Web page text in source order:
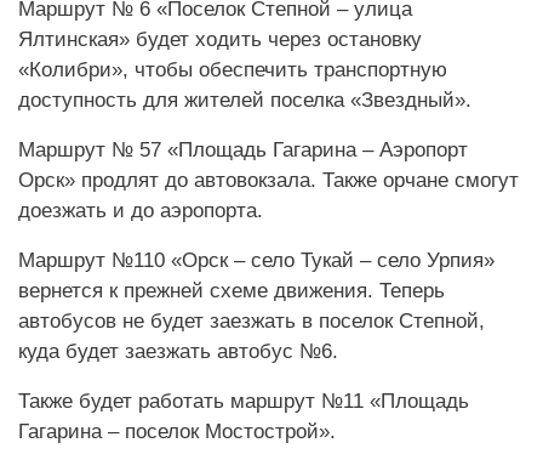
Маршрут № 6 «Поселок Степной – улица
Ялтинская» будет ходить через остановку
«Колибри», чтобы обеспечить транспортную
доступность для жителей поселка «Звездный».
Маршрут № 57 «Площадь Гагарина – Аэропорт
Орск» продлят до автовокзала. Также орчане смогут
доезжать и до аэропорта.
Маршрут №110 «Орск – село Тукай – село Урпия»
вернется к прежней схеме движения. Теперь
автобусов не будет заезжать в поселок Степной,
куда будет заезжать автобус №6.
Также будет работать маршрут №11 «Площадь
Гагарина – поселок Мостострой».